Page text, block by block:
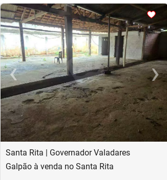
<<<<
‹Previous ›Next
Santa Rita | Governador Valadares
Galpão à venda no Santa Rita